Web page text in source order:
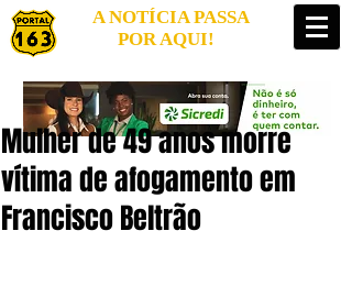
A NOTÍCIA PASSA
POR AQUI!
Mulher de 49 anos morre
vítima de afogamento em
Francisco Beltrão